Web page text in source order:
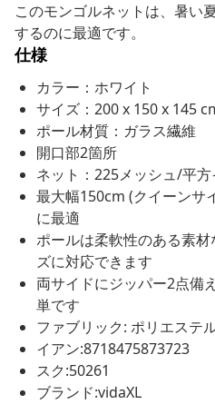
このモンゴルネットは、暑い
するのに最適です。
仕様
カラー：ホワイト
サイズ：200 x 150 x 145
ポール材質：ガラス繊維
開口部2箇所
ネット：225メッシュ/平方
最大幅150cm (クイーンサ
に最適
ポールは柔軟性のある素
ズに対応できます
両サイドにジッパー2点備
単です
ファブリック: ポリエステ
イアン:8718475873723
スク:50261
ブランド:vidaXL